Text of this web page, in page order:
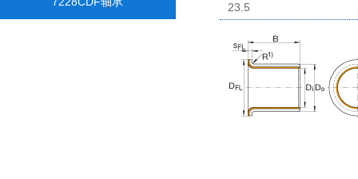
23.5